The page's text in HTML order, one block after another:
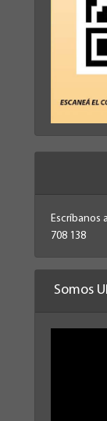
Escríbanos
708 138
Somos